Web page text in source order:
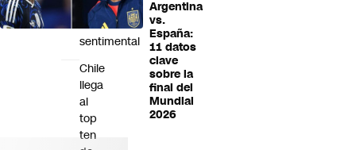
Argentina
vs.
España:
11 datos
clave
sobre la
final del
Mundial
2026
sobre
relación
sentimental
Chile
llega
al
top
ten